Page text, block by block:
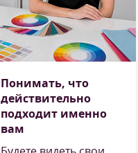
Понимать, что
действительно
подходит именно
вам